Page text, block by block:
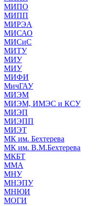
МИПО
МИПП
МИРЭА
МИСАО
МИСиС
МИТУ
МИУ
МИУ
МИФИ
МичГАУ
МИЭМ
МИЭМ, ИМЭС и КСУ
МИЭП
МИЭПП
МИЭТ
МК им. Бехтерева
МК им. В.М.Бехтерева
МКБТ
ММА
МНУ
МНЭПУ
МНЮИ
МОГИ